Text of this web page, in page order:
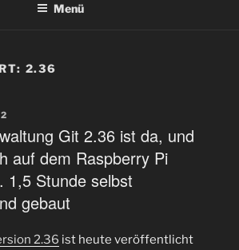
Menü
2.36
Git 2.36 ist da, und
auf dem Raspberry Pi
1,5 Stunde selbst
gebaut
2.36 ist heute veröffentlicht